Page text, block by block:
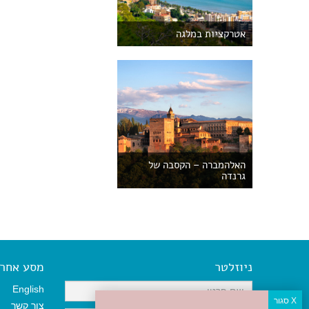
אטרקציות במלגה
האלהמברה – הקסבה של
גרנדה
ניוזלטר מסע אחר
English
צור קשר